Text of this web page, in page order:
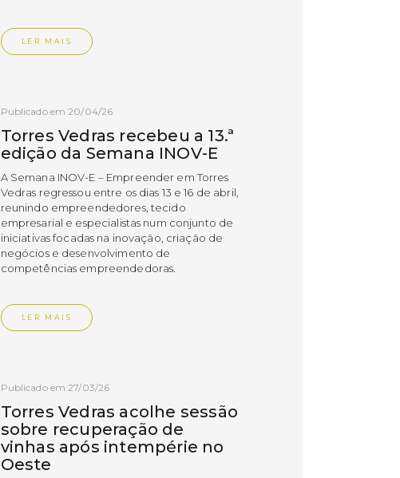
LER MAIS
Publicado em 20/04/26
Torres Vedras recebeu a 13.ª
edição da Semana INOV-E
A Semana INOV-E – Empreender em Torres
Vedras regressou entre os dias 13 e 16 de abril,
reunindo empreendedores, tecido
empresarial e especialistas num conjunto de
iniciativas focadas na inovação, criação de
negócios e desenvolvimento de
competências empreendedoras.
LER MAIS
Publicado em 27/03/26
Torres Vedras acolhe sessão
sobre recuperação de
vinhas após intempérie no
Oeste